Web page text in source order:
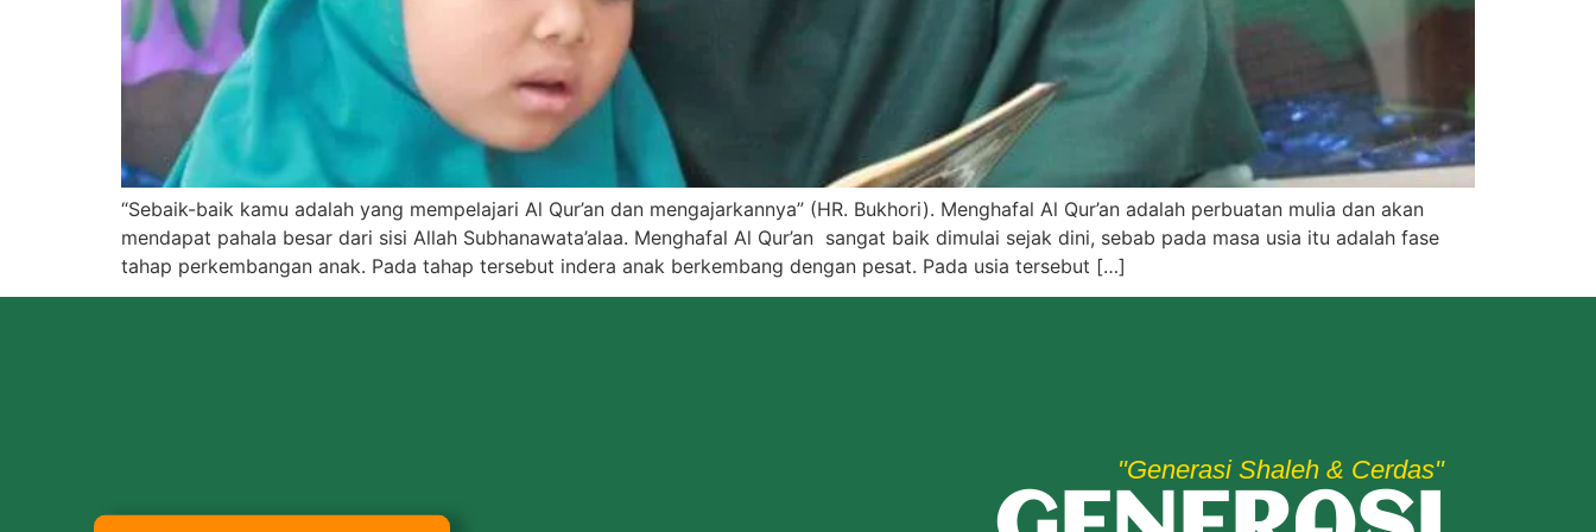
“Sebaik-baik kamu adalah yang mempelajari Al Qur’an dan mengajarkannya” (HR. Bukhori). Menghafal Al Qur’an adalah perbuatan mulia dan akan
mendapat pahala besar dari sisi Allah Subhanawata’alaa. Menghafal Al Qur’an sangat baik dimulai sejak dini, sebab pada masa usia itu adalah fase
tahap perkembangan anak. Pada tahap tersebut indera anak berkembang dengan pesat. Pada usia tersebut […]
"Generasi Shaleh & Cerdas"